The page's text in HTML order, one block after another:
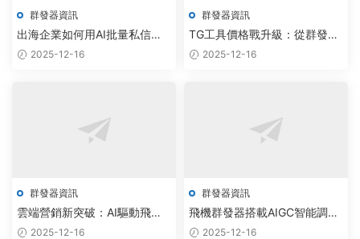
群發器資訊
出海企業如何用AI批量私信助
手實現Telegram用戶精準觸達
2025-12-16
群發器資訊
TG工具價格戰升級：從群發器
到AI智能調度系統
2025-12-16
群發器資訊
雲端營銷新突破：AI驅動飛機
群發器實現90%用戶觸達率提
2025-12-16
群發器資訊
飛機群發器搭載AIGC智能調度
引擎，實現航空軟件自動化測
2025-12-16